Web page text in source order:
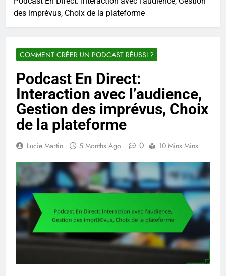
des imprévus, Choix de la plateforme
COMMENT CRÉER UN PODCAST RÉUSSI ?
Podcast En Direct:
Interaction avec l’audience,
Gestion des imprévus, Choix
de la plateforme
Lucie Martin 5 Months Ago 0 10 Mins Mins